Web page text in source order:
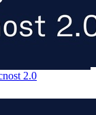
2.0